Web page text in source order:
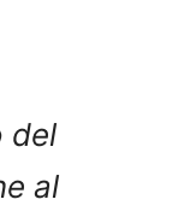
del
al